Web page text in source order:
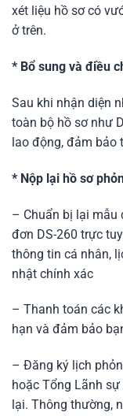
xét liệu hồ sơ có
ở trên.
* Bổ sung và điều
Sau khi nhận diện
toàn bộ hồ sơ như
lao động, đảm bảo
* Nộp lại hồ sơ
– Chuẩn bị lại mẫu
đơn DS-260 trực
thông tin cá nhân,
nhật chính xác
– Thanh toán các
hạn và đảm bảo
– Đăng ký lịch
hoặc Tổng Lãnh
lại. Thông thường,